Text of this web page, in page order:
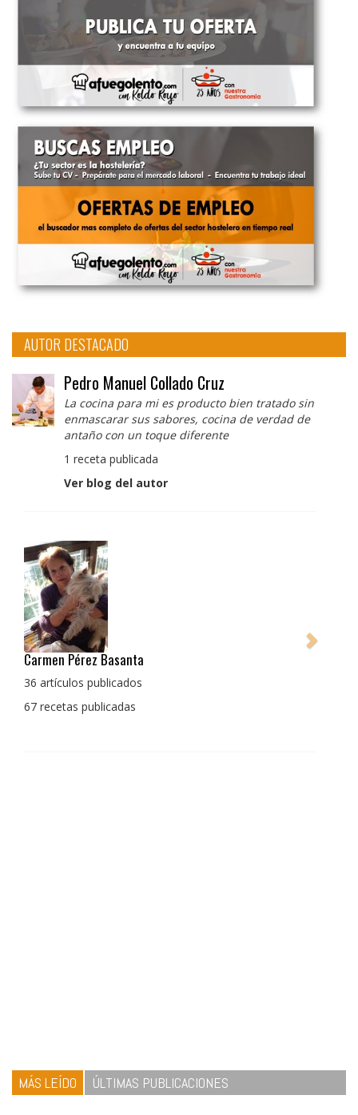
AUTOR DESTACADO
Pedro Manuel Collado Cruz
La cocina para mi es producto bien tratado sin
enmascarar sus sabores, cocina de verdad de
antaño con un toque diferente
1 receta publicada
Ver blog del autor
Pedro Manuel Collado Cruz
La cocina para mi es producto bien tratado sin
con un toque diferente